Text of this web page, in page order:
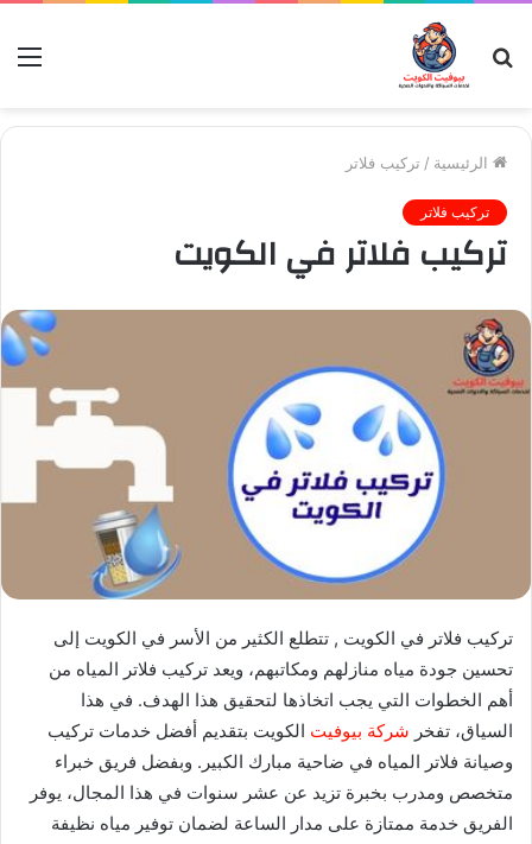
بحث
عن
الرئيسية / تركيب فلاتر
تركيب فلاتر
تركيب فلاتر في الكويت
تركيب فلاتر في الكويت , تتطلع الكثير من الأسر في الكويت إلى
تحسين جودة مياه منازلهم ومكاتبهم، ويعد تركيب فلاتر المياه من
أهم الخطوات التي يجب اتخاذها لتحقيق هذا الهدف. في هذا
السياق، تفخر شركة بيوفيت الكويت بتقديم أفضل خدمات تركيب
وصيانة فلاتر المياه في ضاحية مبارك الكبير. وبفضل فريق خبراء
متخصص ومدرب بخبرة تزيد عن عشر سنوات في هذا المجال، يوفر
الفريق خدمة ممتازة على مدار الساعة لضمان توفير مياه نظيفة